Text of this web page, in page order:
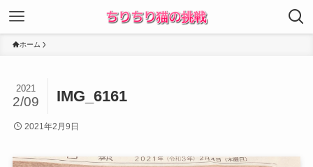
ホーム
IMG_6161
2021
2/09
2021年2月9日